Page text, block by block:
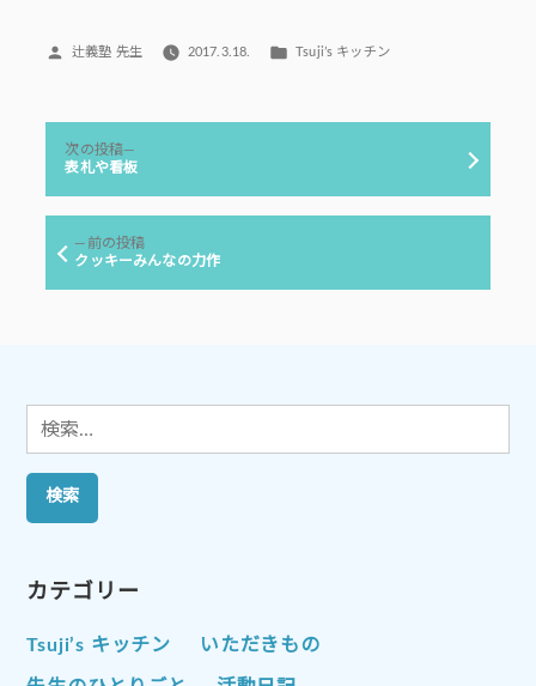
投
辻義塾 先生 2017.3.18.
カ
リ
Tsuji’s キッチン
ナ
ー
前の投稿前
の
クッキーみんなの力作
次の投稿
の
表札や看板
検
索:
カテゴリー
Tsuji’s キッチン いただきもの